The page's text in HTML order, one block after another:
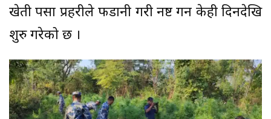
खेती पर्सा प्रहरीले फडानी गरी नष्ट गर्न केही दिनदेखि
शुरु गरेको छ ।